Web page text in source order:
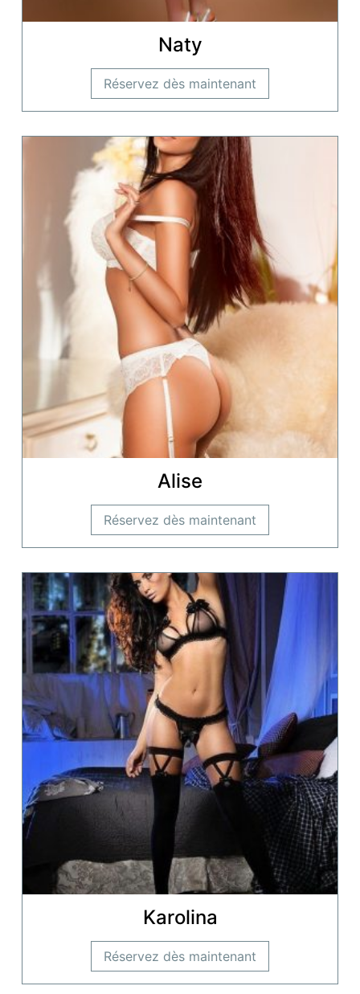
Naty
Réservez dès maintenant
Alise
Réservez dès maintenant
Karolina
Réservez dès maintenant